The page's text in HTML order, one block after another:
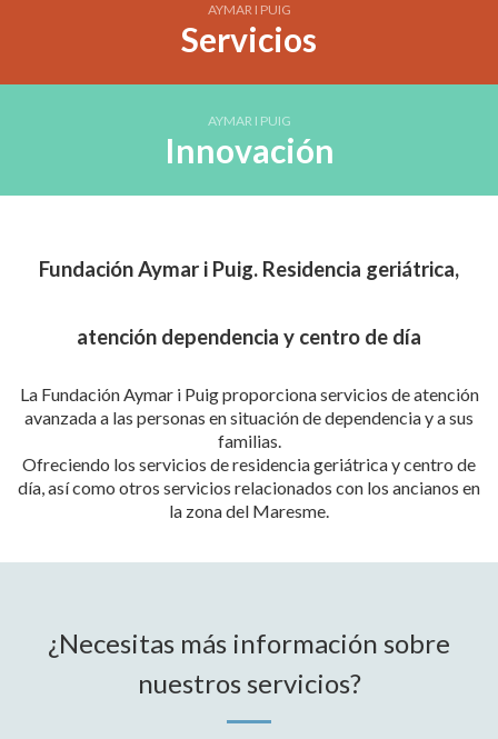
AYMAR I PUIG
Servicios
AYMAR I PUIG
Innovación
Fundación Aymar i Puig. Residencia geriátrica,
atención dependencia y centro de día
La Fundación Aymar i Puig proporciona servicios de atención
avanzada a las personas en situación de dependencia y a sus
familias.
Ofreciendo los servicios de residencia geriátrica y centro de
día, así como otros servicios relacionados con los ancianos en
la zona del Maresme.
¿Necesitas más información sobre
nuestros servicios?